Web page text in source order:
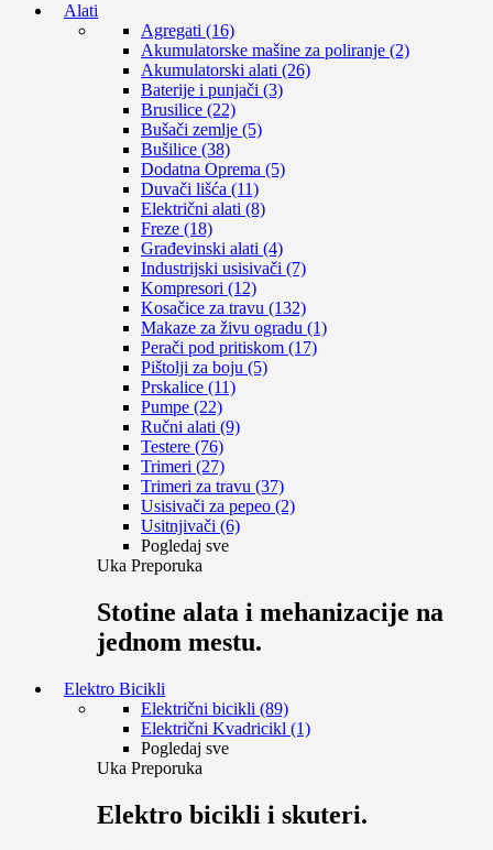
Alati
Agregati (16)
Akumulatorske mašine za poliranje (2)
Akumulatorski alati (26)
Baterije i punjači (3)
Brusilice (22)
Bušači zemlje (5)
Bušilice (38)
Dodatna Oprema (5)
Duvači lišća (11)
Električni alati (8)
Freze (18)
Građevinski alati (4)
Industrijski usisivači (7)
Kompresori (12)
Kosačice za travu (132)
Makaze za živu ogradu (1)
Perači pod pritiskom (17)
Pištolji za boju (5)
Prskalice (11)
Pumpe (22)
Ručni alati (9)
Testere (76)
Trimeri (27)
Trimeri za travu (37)
Usisivači za pepeo (2)
Usitnjivači (6)
Pogledaj sve
Uka Preporuka
Stotine alata i mehanizacije na
jednom mestu.
Elektro Bicikli
Električni bicikli (89)
Električni Kvadricikl (1)
Pogledaj sve
Uka Preporuka
Elektro bicikli i skuteri.